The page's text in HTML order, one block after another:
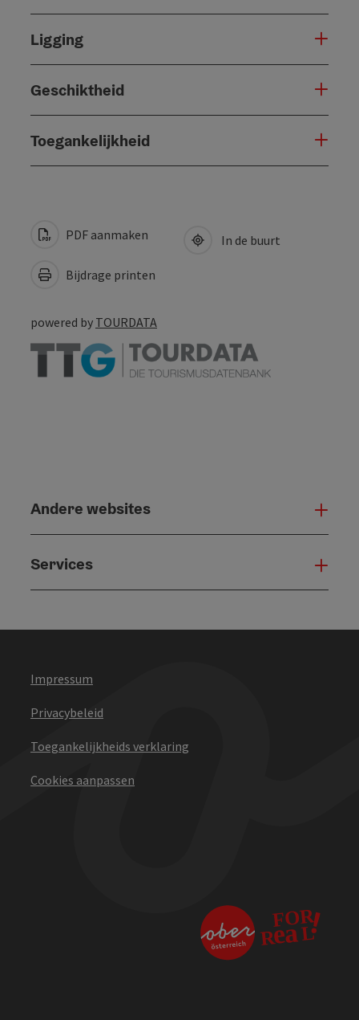
Ligging
Geschiktheid
Toegankelijkheid
PDF aanmaken
Bijdrage printen
In de buurt
powered by TOURDATA
Andere websites
Services
Impressum
Privacybeleid
Toegankelijkheids verklaring
Cookies aanpassen